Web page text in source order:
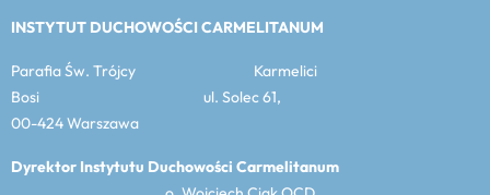
INSTYTUT DUCHOWOŚCI CARMELITANUM
Parafia Św. Trójcy Karmelici
Bosi ul. Solec 61,
00-424 Warszawa
Dyrektor Instytutu Duchowości Carmelitanum